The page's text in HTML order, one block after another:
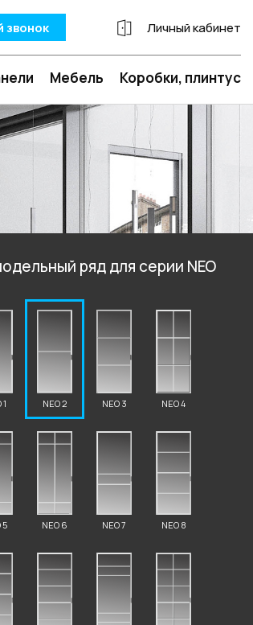
звонок Личный кабинет
Мебель Коробки, плинтус
ряд для серии NEO
1 NEO 2 NEO 3 NEO 4
5 NEO 6 NEO 7 NEO 8